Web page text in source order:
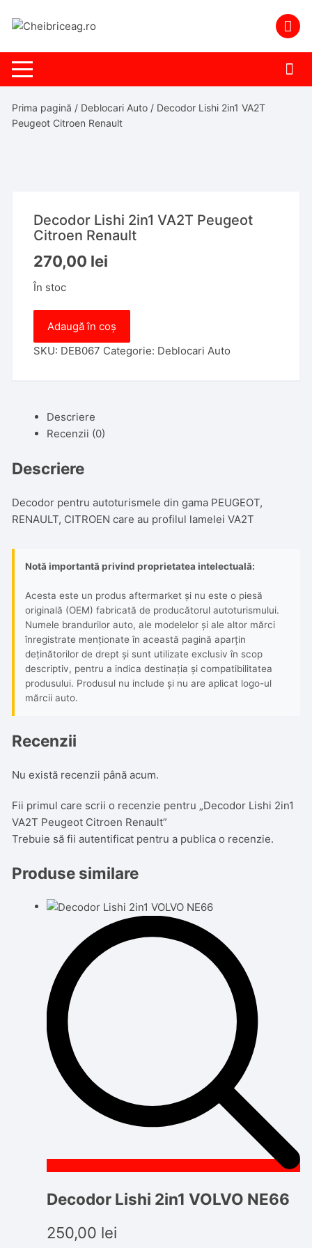
Prima pagină / Deblocari Auto / Decodor Lishi 2in1 VA2T
Peugeot Citroen Renault
Decodor Lishi 2in1 VA2T Peugeot
Citroen Renault
270,00 lei
În stoc
Decodor
Lishi
Citroen
Renault
Adaugă în coș
SKU: DEB067 Categorie: Deblocari Auto
Descriere
Recenzii (0)
Descriere
Decodor pentru autoturismele din gama PEUGEOT,
RENAULT, CITROEN care au profilul lamelei VA2T
Notă importantă privind proprietatea intelectuală:
Acesta este un produs aftermarket și nu este o piesă
originală (OEM) fabricată de producătorul autoturismului.
Numele brandurilor auto, ale modelelor și ale altor mărci
înregistrate menționate în această pagină aparțin
deținătorilor de drept și sunt utilizate exclusiv în scop
descriptiv, pentru a indica destinația și compatibilitatea
produsului. Produsul nu include și nu are aplicat logo-ul
mărcii auto.
Recenzii
Nu există recenzii până acum.
Fii primul care scrii o recenzie pentru „Decodor Lishi 2in1
VA2T Peugeot Citroen Renault”
Trebuie să fiiautentificat pentru a publica o recenzie.
Produse similare
Decodor Lishi 2in1 VOLVO NE66
250,00 lei